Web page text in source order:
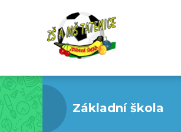
Základní škola